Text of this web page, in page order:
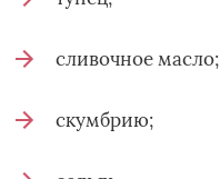
сливочное масло;
скумбрию;